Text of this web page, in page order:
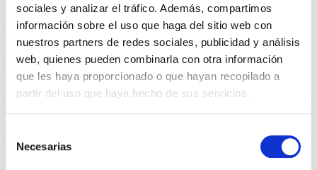
sociales y analizar el tráfico. Además, compartimos
información sobre el uso que haga del sitio web con
nuestros partners de redes sociales, publicidad y análisis
web, quienes pueden combinarla con otra información
que les haya proporcionado o que hayan recopilado a
partir del uso que haya hecho de sus servicios.
Necesarias
Résistance au vent 0,124m2
Dimensions 540x230x112mm
Position de montage Monture en crosse